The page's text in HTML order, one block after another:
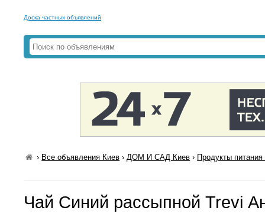
Доска частных объявлений
› Все объявления Киев ›ДОМ И САД Киев › Продукты
Чай Синий рассыпной Trevi